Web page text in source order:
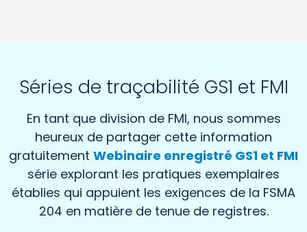
Séries de traçabilité GS1 et FMI
En tant que division de FMI, nous sommes
heureux de partager cette information
gratuitement Webinaire enregistré GS1 et FMI
série explorant les pratiques exemplaires
établies qui appuient les exigences de la FSMA
204 en matière de tenue de registres.